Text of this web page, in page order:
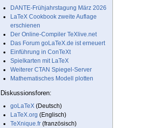
DANTE-Frühjahrstagung März 2026
LaTeX Cookbook zweite Auflage
erschienen
Der Online-Compiler TeXlive.net
Das Forum goLaTeX.de ist erneuert
Einführung in ConTeXt
Spielkarten mit LaTeX
Weiterer CTAN Spiegel-Server
Mathematisches Modell plotten
Diskussionsforen:
goLaTeX (Deutsch)
LaTeX.org (Englisch)
TeXnique.fr (französisch)